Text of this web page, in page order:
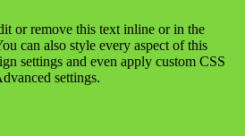
or remove this text inline or in the
can also style every aspect of this
settings and even apply custom CSS
settings.